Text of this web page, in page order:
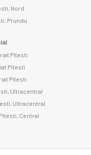
Nord
Prundu
Pitesti
Pitesti
Pitesti
Ultracentral
Ultracentral
Central